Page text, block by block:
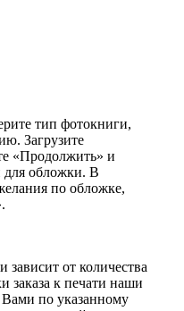
тип фотокниги,
Загрузите
«Продолжить» и
для обложки. В
по обложке,
от количества
заказа к печати наши
Вами по указанному